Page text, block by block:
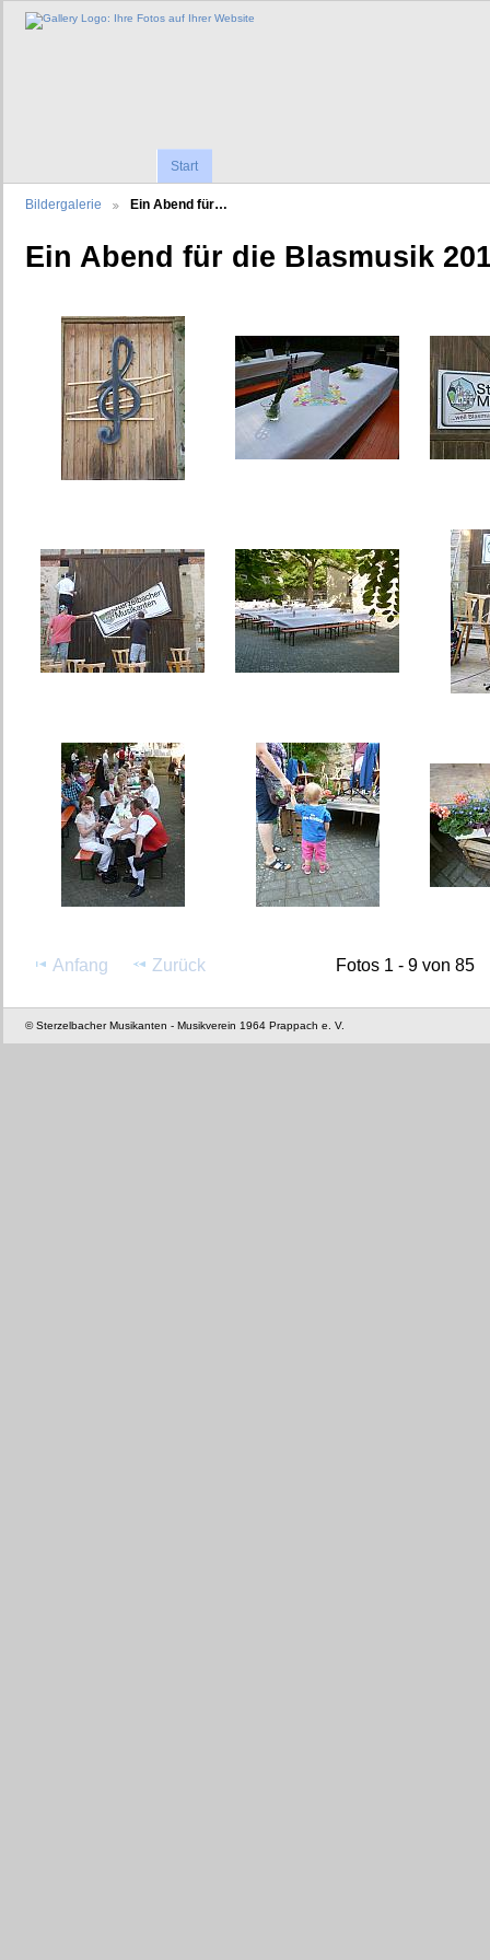
Start
Bildergalerie Ein Abend für…
Ein Abend für die Blasmusik
Anfang Zurück Fotos 1 - 9 von 85
© Sterzelbacher Musikanten - Musikverein 1964 Prappach e. V.